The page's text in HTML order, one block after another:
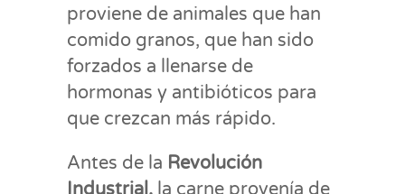
proviene de animales que han
comido granos, que han sido
forzados a llenarse de
hormonas y antibióticos para
que crezcan más rápido.
Antes de la Revolución
Industrial, la carne provenía de